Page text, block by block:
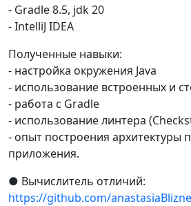
- Gradle 8.5, jdk 20
- IntelliJ IDEA
Полученные навыки:
- настройка окружения Java
- использование встроенных и
- работа с Gradle
- использование линтера
- опыт построения архитектуры
приложения.
● Вычислитель отличий:
https://github.com/